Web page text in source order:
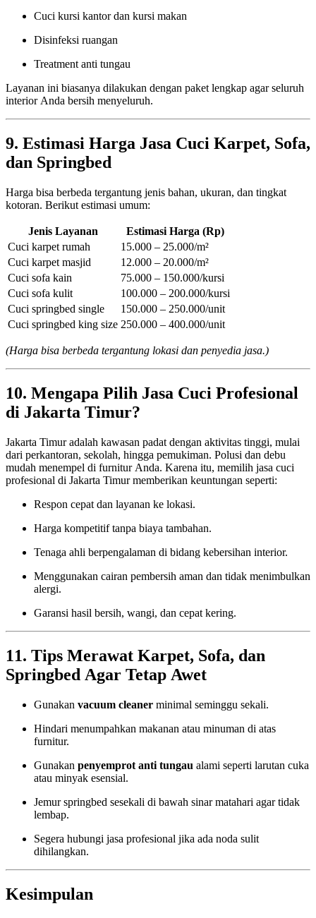
Cuci kursi kantor dan kursi makan
Disinfeksi ruangan
Treatment anti tungau
Layanan ini biasanya dilakukan dengan paket lengkap agar seluruh
interior Anda bersih menyeluruh.
9. Estimasi Harga Jasa Cuci Karpet, Sofa,
dan Springbed
Harga bisa berbeda tergantung jenis bahan, ukuran, dan tingkat
kotoran. Berikut estimasi umum:
Jenis Layanan
Estimasi Harga (Rp)
Cuci karpet rumah
15.000 – 25.000/m²
Cuci karpet masjid
12.000 – 20.000/m²
Cuci sofa kain
75.000 – 150.000/kursi
Cuci sofa kulit
100.000 – 200.000/kursi
Cuci springbed single
150.000 – 250.000/unit
Cuci springbed king size 250.000 – 400.000/unit
(Harga bisa berbeda tergantung lokasi dan penyedia jasa.)
10. Mengapa Pilih Jasa Cuci Profesional
di Jakarta Timur?
Jakarta Timur adalah kawasan padat dengan aktivitas tinggi, mulai
dari perkantoran, sekolah, hingga pemukiman. Polusi dan debu
mudah menempel di furnitur Anda. Karena itu, memilih jasa cuci
profesional di Jakarta Timur memberikan keuntungan seperti:
Respon cepat dan layanan ke lokasi.
Harga kompetitif tanpa biaya tambahan.
Tenaga ahli berpengalaman di bidang kebersihan interior.
Menggunakan cairan pembersih aman dan tidak menimbulkan
alergi.
Garansi hasil bersih, wangi, dan cepat kering.
11. Tips Merawat Karpet, Sofa, dan
Springbed Agar Tetap Awet
Gunakan vacuum cleaner minimal seminggu sekali.
Hindari menumpahkan makanan atau minuman di atas
furnitur.
Gunakan penyemprot anti tungau alami seperti larutan cuka
atau minyak esensial.
Jemur springbed sesekali di bawah sinar matahari agar tidak
lembap.
Segera hubungi jasa profesional jika ada noda sulit
dihilangkan.
Kesimpulan